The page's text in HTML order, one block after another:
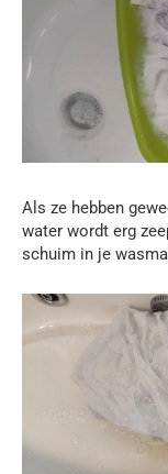
Als ze hebben
water wordt erg
schuim in je